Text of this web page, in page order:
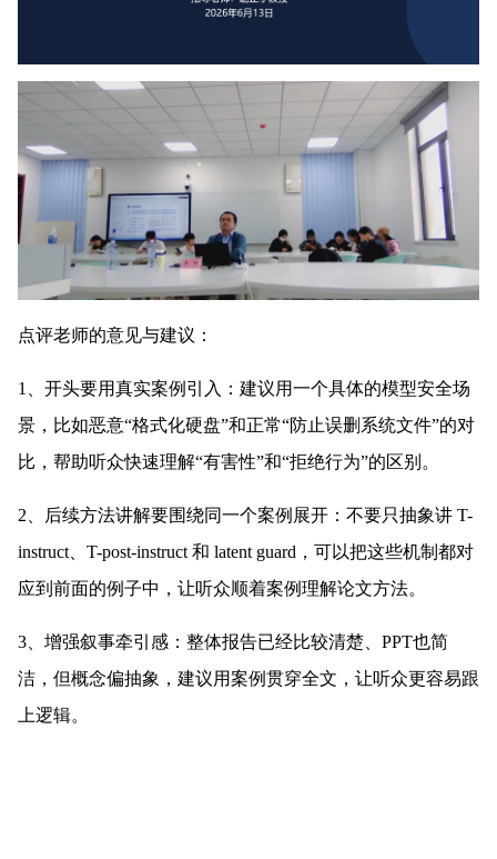
点评老师的意见与建议：
1、开头要用真实案例引入：建议用一个具体的模型安全场
景，比如恶意“格式化硬盘”和正常“防止误删系统文件”的对
比，帮助听众快速理解“有害性”和“拒绝行为”的区别。
2、后续方法讲解要围绕同一个案例展开：不要只抽象讲 T-
instruct、T-post-instruct 和 latent guard，可以把这些机制都对
应到前面的例子中，让听众顺着案例理解论文方法。
3、增强叙事牵引感：整体报告已经比较清楚、PPT也简
洁，但概念偏抽象，建议用案例贯穿全文，让听众更容易跟
上逻辑。